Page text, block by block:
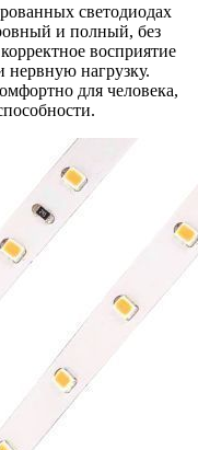
светодиодах
и полный, без
восприятие
нервную нагрузку.
для человека,